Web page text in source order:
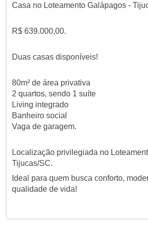
Casa no Loteamento Galápagos -
R$ 639.000,00.
Duas casas disponíveis!
80m² de área privativa
2 quartos, sendo 1 suíte
Living integrado
Banheiro social
Vaga de garagem.
Localização privilegiada no
Tijucas/SC.
Ideal para quem busca conforto,
qualidade de vida!